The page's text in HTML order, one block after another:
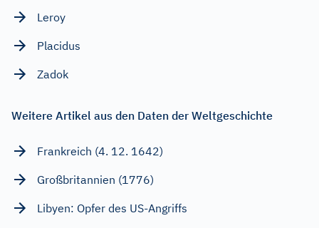
Leroy
Placidus
Zadok
Weitere Artikel aus den Daten der Weltgeschichte
Frankreich (4. 12. 1642)
Großbritannien (1776)
Libyen: Opfer des US-Angriffs